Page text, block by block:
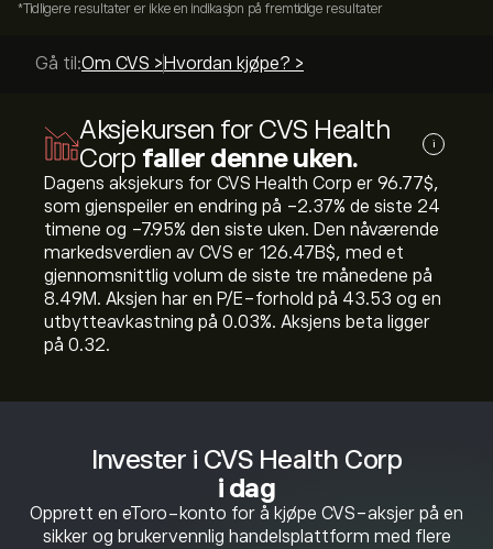
Invester i CVS Health Corp
i dag
Opprett en eToro-konto for å kjøpe CVS-aksjer på en
sikker og brukervennlig handelsplattform med flere
*Tidligere resultater er ikke en indikasjon på fremtidige resultater
Gå til:Om CVS > Hvordan kjøpe? >
Aksjekursen for CVS Health
Corp faller denne uken. i
Dagens aksjekurs for CVS Health Corp er 96.77‎$‎,
som gjenspeiler en endring på ‎-2.37‎% de siste 24
timene og ‎-7.95‎% den siste uken. Den nåværende
markedsverdien av CVS er 126.47B‎$‎, med et
gjennomsnittlig volum de siste tre månedene på
8.49M. Aksjen har en P/E-forhold på 43.53 og en
utbytteavkastning på 0.03%. Aksjens beta ligger
på 0.32.